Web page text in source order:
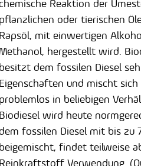
Reaktion der
pflanzlichen oder tierischen
Rapsöl, mit einwertigen
hergestellt wird.
besitzt dem fossilen Diesel
Eigenschaften und mischt
problemlos in beliebigen
Biodiesel wird heute
fossilen Diesel mit bis zu
beigemischt, findet teilweise
Reinkraftstoff Verwendung.